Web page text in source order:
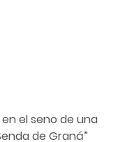
en el seno de una
de Graná”